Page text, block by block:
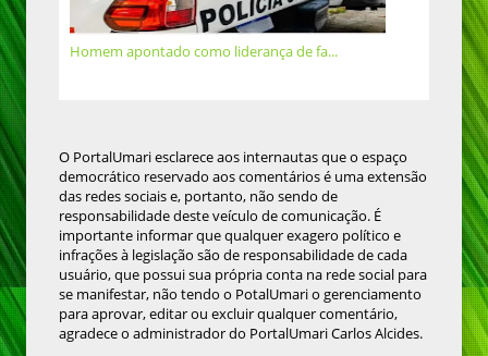
Homem apontado como liderança de fa...
O PortalUmari esclarece aos internautas que o espaço
democrático reservado aos comentários é uma extensão
das redes sociais e, portanto, não sendo de
responsabilidade deste veículo de comunicação. É
importante informar que qualquer exagero político e
infrações à legislação são de responsabilidade de cada
usuário, que possui sua própria conta na rede social para
se manifestar, não tendo o PotalUmari o gerenciamento
para aprovar, editar ou excluir qualquer comentário,
agradece o administrador do PortalUmari Carlos Alcides.